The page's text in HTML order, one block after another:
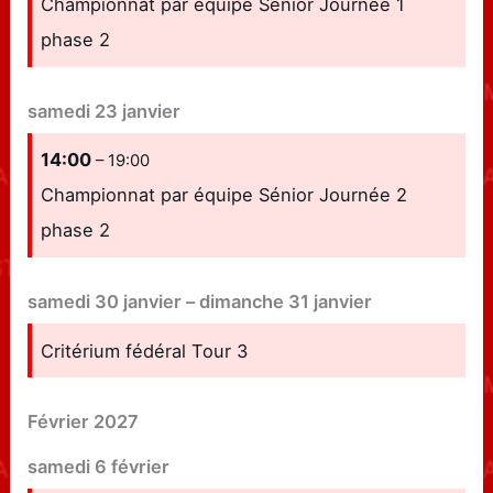
Championnat par équipe Sénior Journée 1
phase 2
samedi 23 janvier
14:00– 19:00
Championnat par équipe Sénior Journée 2
phase 2
samedi 30 janvier –dimanche 31 janvier
Critérium fédéral Tour 3
Février 2027
samedi 6 février